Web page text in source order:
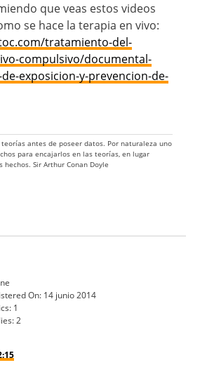
que veas estos videos
se hace la terapia en vivo:
tratamiento-del-
compulsivo/documental-
exposicion-y-prevencion-de-
antes de poseer datos. Por naturaleza uno
para encajarlos en las teorías, en lugar
Sir Arthur Conan Doyle
On: 14 junio 2014
1
2